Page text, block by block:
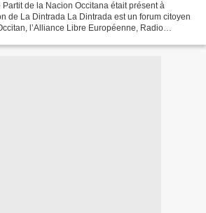
de la Nacion Occitana était présent à
de La Dintrada La Dintrada est un forum citoyen
l’Alliance Libre Européenne, Radio